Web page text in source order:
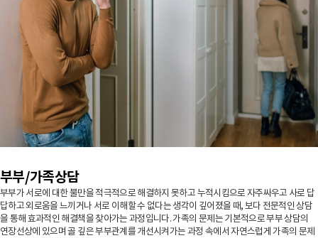
부부/가족상담
부부가 서로에 대한 불만을 적극적으로 해결하지 못하고 누적시킴으로 자주싸우고 사로 답
답하고 외로움을 느끼거나 서로 이해할 수 없다는 생각이 깊어졌을 때, 보다 전문적인 상담
을 통해 효과적인 해결책을 찾아가는 과정입니다.가족의 문제는 기본적으로 부부 상담의
연장선상에 있으며 골 깊은 부부관계를 개선시켜가는 과정 속에서 자연스럽게 가족의 문제